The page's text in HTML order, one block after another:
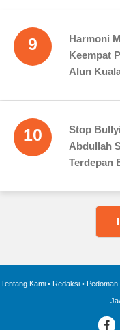
9
Harmoni
Keempat
Alun
10
Stop
Abdullah
Terdepan
Tentang Kami• Redaksi• Pedoman